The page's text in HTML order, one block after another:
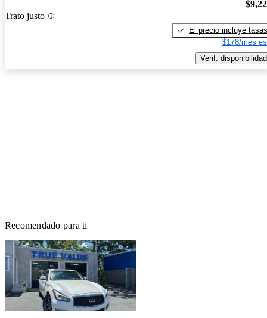
Trato justo
El precio incluye tasas
$178/mes
Verif. disponibilidad
Recomendado para ti